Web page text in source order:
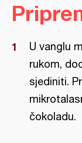
U vanglu
rukom,
sjediniti.
čokoladu.